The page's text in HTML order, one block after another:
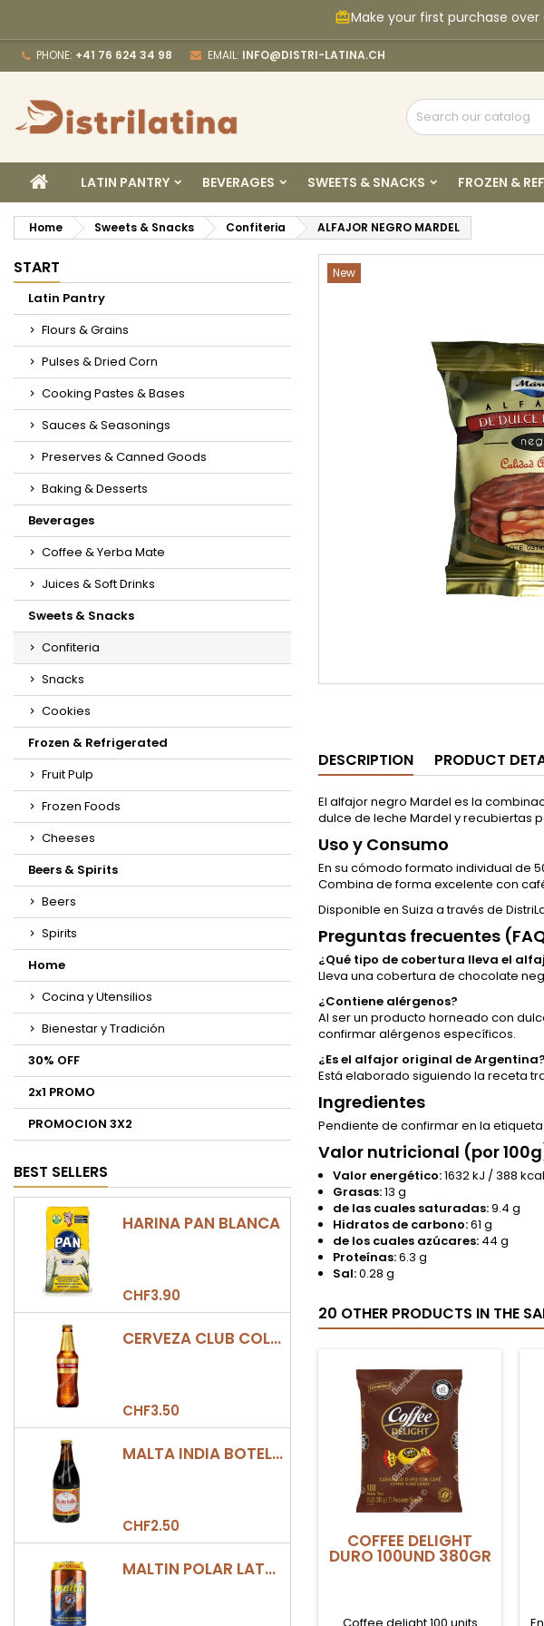
card_giftcardMake your first purchase over
PHONE: +41 76 624 34 98 EMAIL: INFO@DISTRI-LATINA.CH
HOMELATIN PANTRY BEVERAGES SWEETS & SNACKS FROZEN &
Home Sweets & Snacks Confiteria ALFAJOR NEGRO MARDEL
START
Latin Pantry
Flours & Grains
Pulses & Dried Corn
Cooking Pastes & Bases
Sauces & Seasonings
Preserves & Canned Goods
Baking & Desserts
Beverages
Coffee & Yerba Mate
Juices & Soft Drinks
Sweets & Snacks
Confiteria
Snacks
Cookies
Frozen & Refrigerated
Fruit Pulp
Frozen Foods
Cheeses
Beers & Spirits
Beers
Spirits
Home
Cocina y Utensilios
Bienestar y Tradición
30% OFF
2x1 PROMO
PROMOCION 3X2
BEST SELLERS
HARINA PAN BLANCA
CHF3.90
CERVEZA CLUB COLOMBIA DORADA BOTELLA 330ML
CHF3.50
MALTA INDIA BOTELLA 355ML
CHF2.50
MALTIN POLAR LATA 330ML
New
DESCRIPTION PRODUCT
El alfajor negro Mardel es la
dulce de leche Mardel y recubiertas
Uso y Consumo
En su cómodo formato individual de
Combina de forma excelente con
Disponible en Suiza a través de
Preguntas frecuentes
¿Qué tipo de cobertura lleva el
Lleva una cobertura de chocolate
¿Contiene alérgenos?
Al ser un producto horneado con
confirmar alérgenos específicos.
¿Es el alfajor original de Argentina?
Está elaborado siguiendo la receta
Ingredientes
Pendiente de confirmar en la
Valor nutricional (por
Valor energético:1632 kJ / 388 kcal
Grasas:13 g
de las cuales saturadas:9.4 g
Hidratos de carbono:61 g
de los cuales azúcares: 44 g
Proteínas:6.3 g
Sal:0.28 g
20 OTHER PRODUCTS IN THE
COFFEE DELIGHT
DURO 100UND 380GR
Create new list
Wishlist name
You need to be logged